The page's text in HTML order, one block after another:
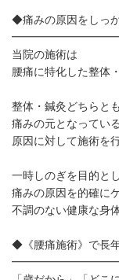
◆痛みの原因をしっ
当院の施術は
腰痛に特化した整体
整体・鍼灸どちらとも
痛みの元となってい
原因に対して施術を
一時しのぎを目的と
痛みの原因を的確に
不調のない健康な身
◆《腰痛施術》で長